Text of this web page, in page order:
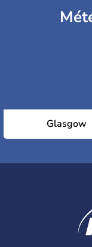
Glasgow